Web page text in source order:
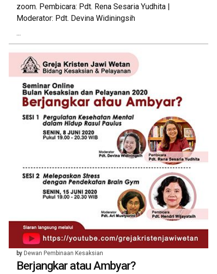
zoom. Pembicara: Pdt. Rena Sesaria Yudhita |
Moderator: Pdt. Devina Widiningsih
...
by Dewan Pembinaan Kesaksian
Berjangkar atau Ambyar?